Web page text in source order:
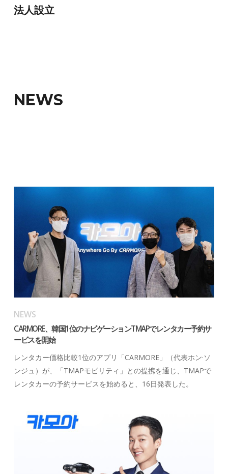
法人設立
NEWS
NEWS
CARMORE、韓国1位のナビゲーションTMAPでレンタカー予約サ
ービスを開始
レンタカー価格比較1位のアプリ「CARMORE」（代表ホン·ソ
ンジュ）が、「TMAPモビリティ」との提携を通じ、TMAPで
レンタカーの予約サービスを始めると、16日発表した。